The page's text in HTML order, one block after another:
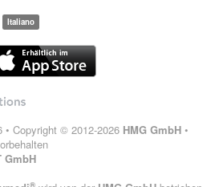
Italiano
• Copyright © 2012-2026 HMG GmbH •
GmbH
®